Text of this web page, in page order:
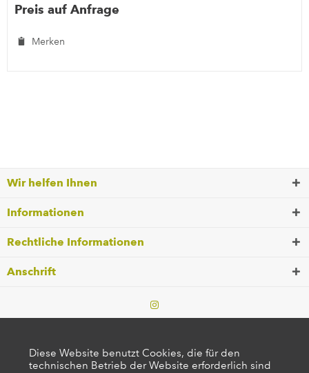
Preis auf Anfrage
Merken
Wir helfen Ihnen
Informationen
Rechtliche Informationen
Anschrift
Diese Website benutzt Cookies, die für den
technischen Betrieb der Website erforderlich sind